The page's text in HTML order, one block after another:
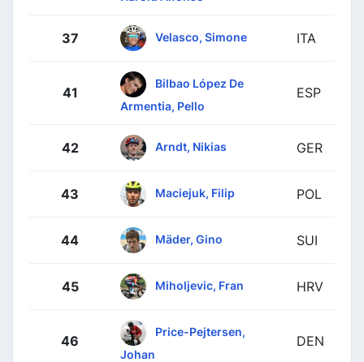
37 Velasco, Simone ITA
41
Bilbao López De
Armentia, Pello
ESP
42 Arndt, Nikias GER
43 Maciejuk, Filip POL
44 Mäder, Gino SUI
45 Miholjevic, Fran HRV
46
Price-Pejtersen,
Johan
DEN